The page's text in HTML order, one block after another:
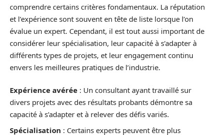
comprendre certains critères fondamentaux. La réputation
et l’expérience sont souvent en tête de liste lorsque l’on
évalue un expert. Cependant, il est tout aussi important de
considérer leur spécialisation, leur capacité à s’adapter à
différents types de projets, et leur engagement continu
envers les meilleures pratiques de l’industrie.
Expérience avérée : Un consultant ayant travaillé sur
divers projets avec des résultats probants démontre sa
capacité à s’adapter et à relever des défis variés.
Spécialisation : Certains experts peuvent être plus